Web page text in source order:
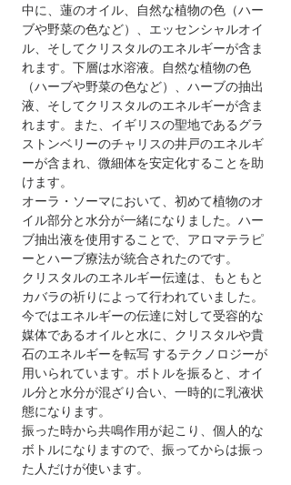
中に、蓮のオイル、自然な植物の色（ハー
ブや野菜の色など）、エッセンシャルオイ
ル、そしてクリスタルのエネルギーが含ま
れます。下層は水溶液。自然な植物の色
（ハーブや野菜の色など）、ハーブの抽出
液、そしてクリスタルのエネルギーが含ま
れます。また、イギリスの聖地であるグラ
ストンベリーのチャリスの井戸のエネルギ
ーが含まれ、微細体を安定化することを助
けます。
オーラ・ソーマにおいて、初めて植物のオ
イル部分と水分が一緒になりました。 ハー
ブ抽出液を使用することで、アロマテラピ
ーとハーブ療法が統合されたのです。
クリスタルのエネルギー伝達は、もともと
カバラの祈りによって行われていました。
今ではエネルギーの伝達に対して受容的な
媒体であるオイルと水に、クリスタルや貴
石のエネルギーを転写 するテクノロジーが
用いられています。ボトルを振ると、オイ
ル分と水分が混ざり合い、一時的に乳液状
態になります。
振った時から共鳴作用が起こり、個人的な
ボトルになりますので、振ってからは振っ
た人だけが使います。